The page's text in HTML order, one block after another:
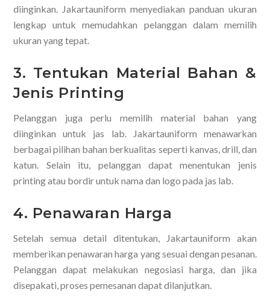
diinginkan. Jakartauniform menyediakan panduan ukuran
lengkap untuk memudahkan pelanggan dalam memilih
ukuran yang tepat.
3. Tentukan Material Bahan &
Jenis Printing
Pelanggan juga perlu memilih material bahan yang
diinginkan untuk jas lab. Jakartauniform menawarkan
berbagai pilihan bahan berkualitas seperti kanvas, drill, dan
katun. Selain itu, pelanggan dapat menentukan jenis
printing atau bordir untuk nama dan logo pada jas lab.
4. Penawaran Harga
Setelah semua detail ditentukan, Jakartauniform akan
memberikan penawaran harga yang sesuai dengan pesanan.
Pelanggan dapat melakukan negosiasi harga, dan jika
disepakati, proses pemesanan dapat dilanjutkan.